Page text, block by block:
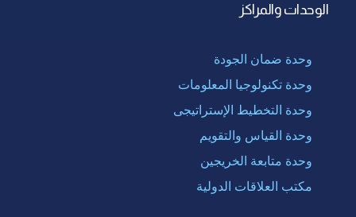
الوحدات والمراكز
وحدة ضمان الجودة
وحدة تكنولوجيا المعلومات
وحدة التخطيط الإستراتيجى
وحدة القياس والتقويم
وحدة متابعة الخريجين
مكتب العلاقات الدولية